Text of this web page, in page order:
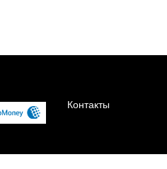
Контакты